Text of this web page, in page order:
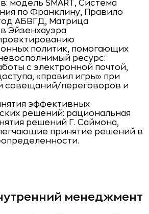
модель SMART, Система
по Франклину, Правило
АБВГД, Матрица
Эйзенхауэра
политик, помогающих
ресурс:
с электронной почтой,
«правил игры» при
совещаний/переговоров и
эффективных
решений: рациональная
решений Г. Саймона,
принятие решений в
менеджмент